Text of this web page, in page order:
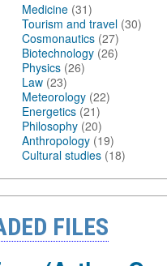
Medicine (31)
Tourism and travel (30)
Cosmonautics (27)
Biotechnology (26)
Physics (26)
Law (23)
Meteorology (22)
Energetics (21)
Philosophy (20)
Anthropology (19)
Cultural studies (18)
FILES